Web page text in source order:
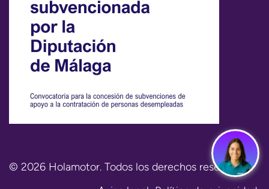
© 2026 Holamotor. Todos los derechos reservados.